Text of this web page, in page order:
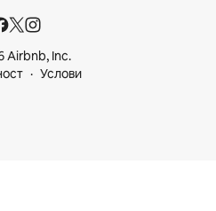
Airbnb, Inc.
Услови